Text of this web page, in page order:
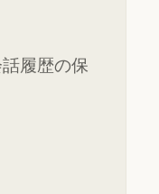
履歴の保